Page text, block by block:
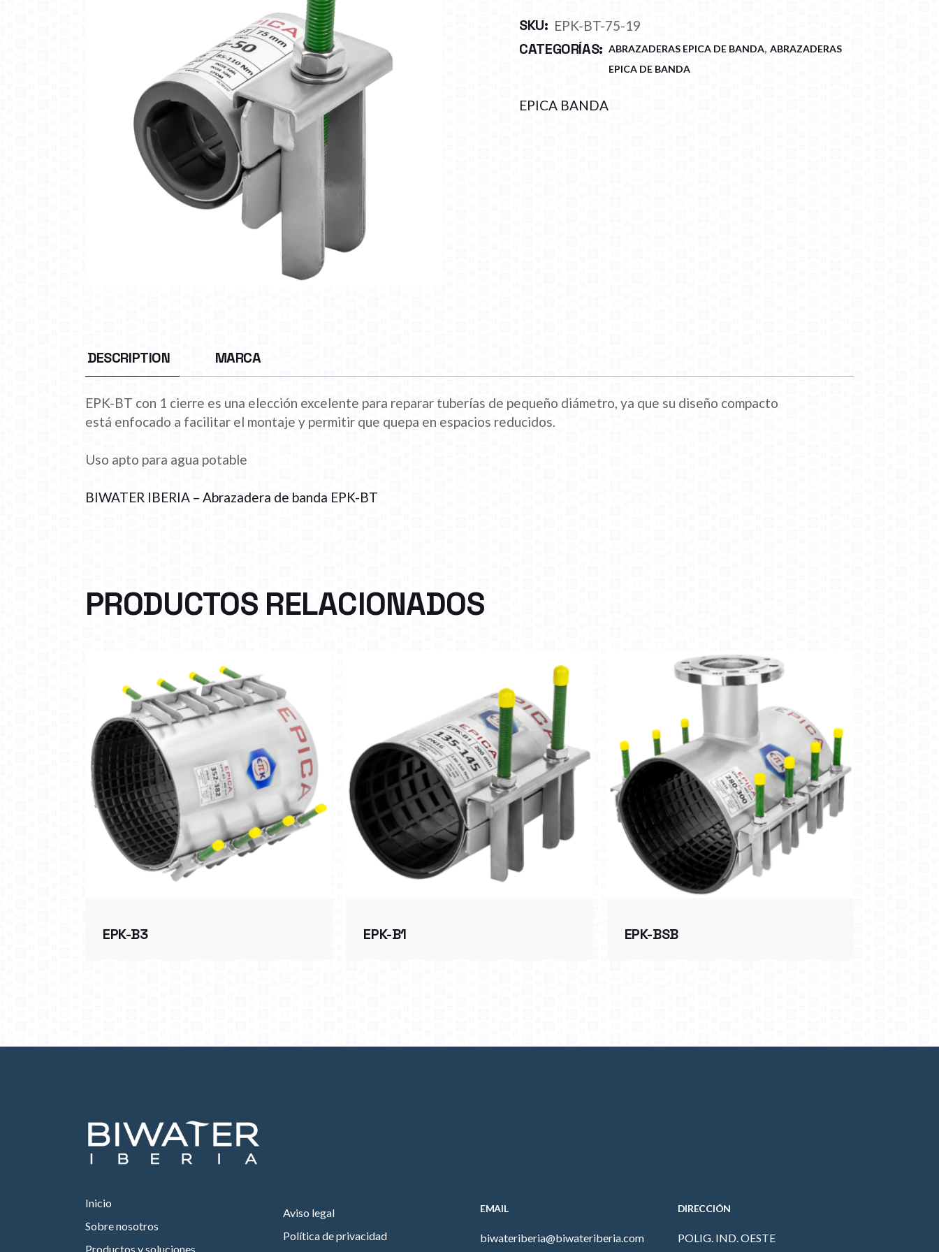
SKU: EPK-BT-75-19
CATEGORÍAS: ABRAZADERAS EPICA DE BANDA, ABRAZADERAS
EPICA DE BANDA
EPICA BANDA
DESCRIPTION MARCA
EPK-BT con 1 cierre es una elección excelente para reparar tuberías de pequeño diámetro, ya que su diseño compacto
está enfocado a facilitar el montaje y permitir que quepa en espacios reducidos.
Uso apto para agua potable
BIWATER IBERIA – Abrazadera de banda EPK-BT
PRODUCTOS RELACIONADOS
EPK-B3 EPK-B1 EPK-BSB
Inicio
Sobre nosotros
Productos y soluciones
Aviso legal
Política de privacidad
EMAIL
biwateriberia@biwateriberia.com
DIRECCIÓN
POLIG. IND. OESTE